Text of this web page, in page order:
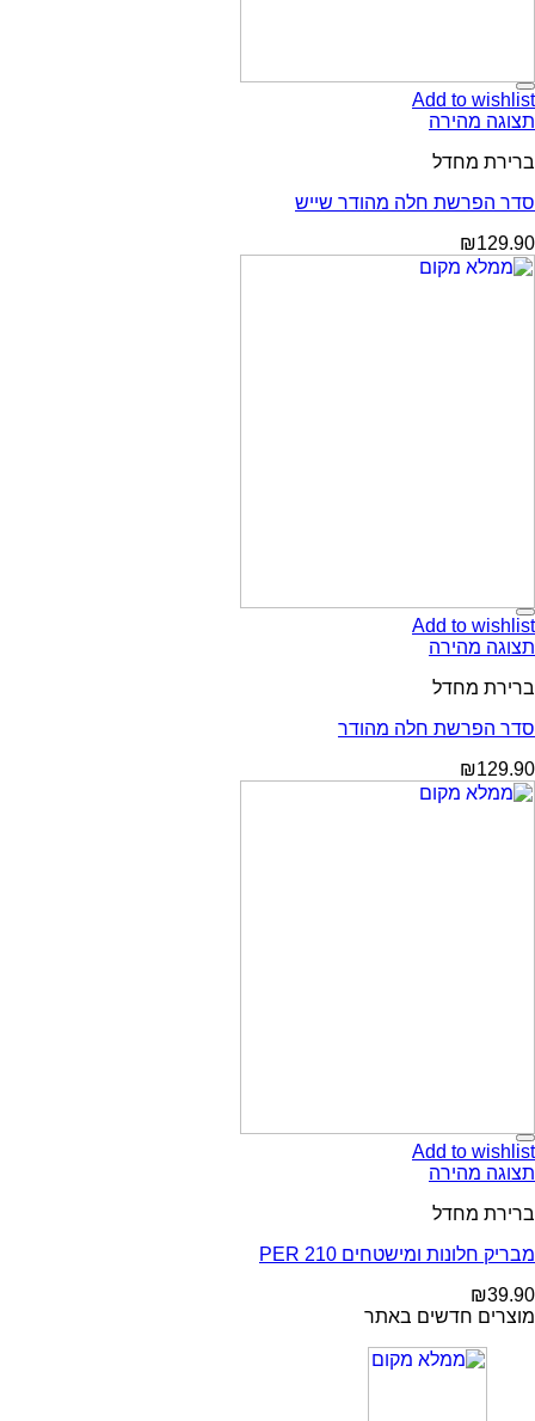
Add to wishlist
תצוגה מהירה
ברירת מחדל
סדר הפרשת חלה מהודר שייש
₪129.90
Add to wishlist
תצוגה מהירה
ברירת מחדל
סדר הפרשת חלה מהודר
₪129.90
Add to wishlist
תצוגה מהירה
ברירת מחדל
מבריק חלונות ומישטחים PER 210
₪39.90
מוצרים חדשים באתר